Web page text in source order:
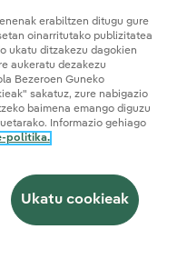
politika
erabiltzen ditugu gure
oinarritutako publizitatea
ukatu ditzakezu dagokien
aukeratu dezakezu
Bezeroen Guneko
sakatuz, zure nabigazio
baimena emango diguzu
Informazio gehiago
politika.
Ukatu cookieak